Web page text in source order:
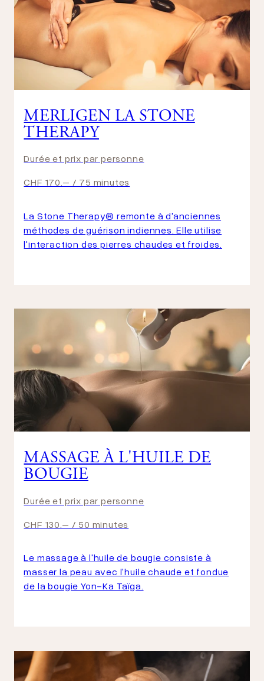
MERLIGEN LA STONE
THERAPY
Durée et prix par personne
CHF 170.– / 75 minutes
La Stone Therapy® remonte à d'anciennes
méthodes de guérison indiennes. Elle utilise
l'interaction des pierres chaudes et froides.
MASSAGE À L'HUILE DE
BOUGIE
Durée et prix par personne
CHF 130.– / 50 minutes
Le massage à l'huile de bougie consiste à
masser la peau avec l'huile chaude et fondue
de la bougie Yon-Ka Taïga.